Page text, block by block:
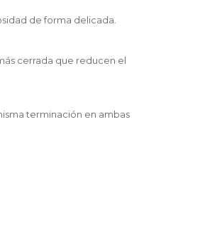
de forma delicada.
cerrada que reducen el
terminación en ambas